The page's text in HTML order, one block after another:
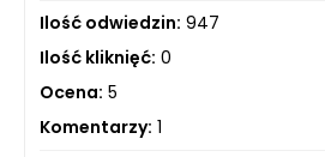
Ilość odwiedzin: 947
Ilość kliknięć: 0
Ocena: 5
Komentarzy: 1